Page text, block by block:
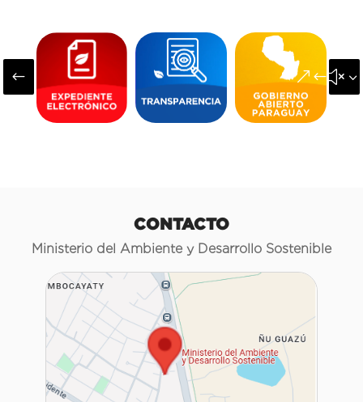
#
CONTACTO
Ministerio del Ambiente y Desarrollo Sostenible